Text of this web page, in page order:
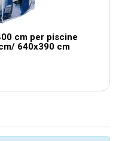
cm per piscine
640x390 cm